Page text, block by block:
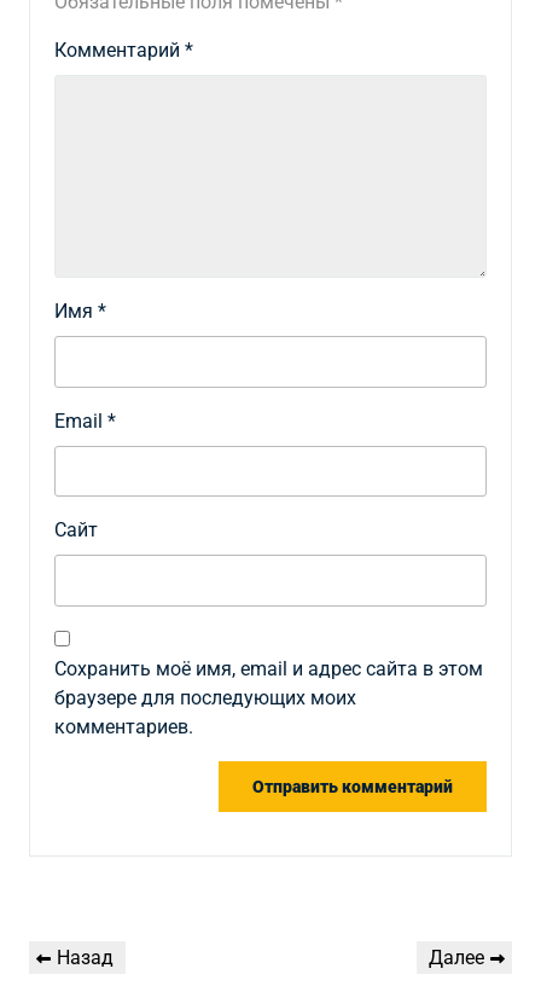
Комментарий *
Имя *
Email *
Сайт
Сохранить моё имя, email и адрес сайта в этом
браузере для последующих моих
комментариев.
по
Предыдущая
Назад
Следующая
Далее